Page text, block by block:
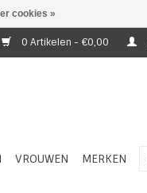
0 Artikelen - €0,00
VROUWEN MERKEN
cookies »